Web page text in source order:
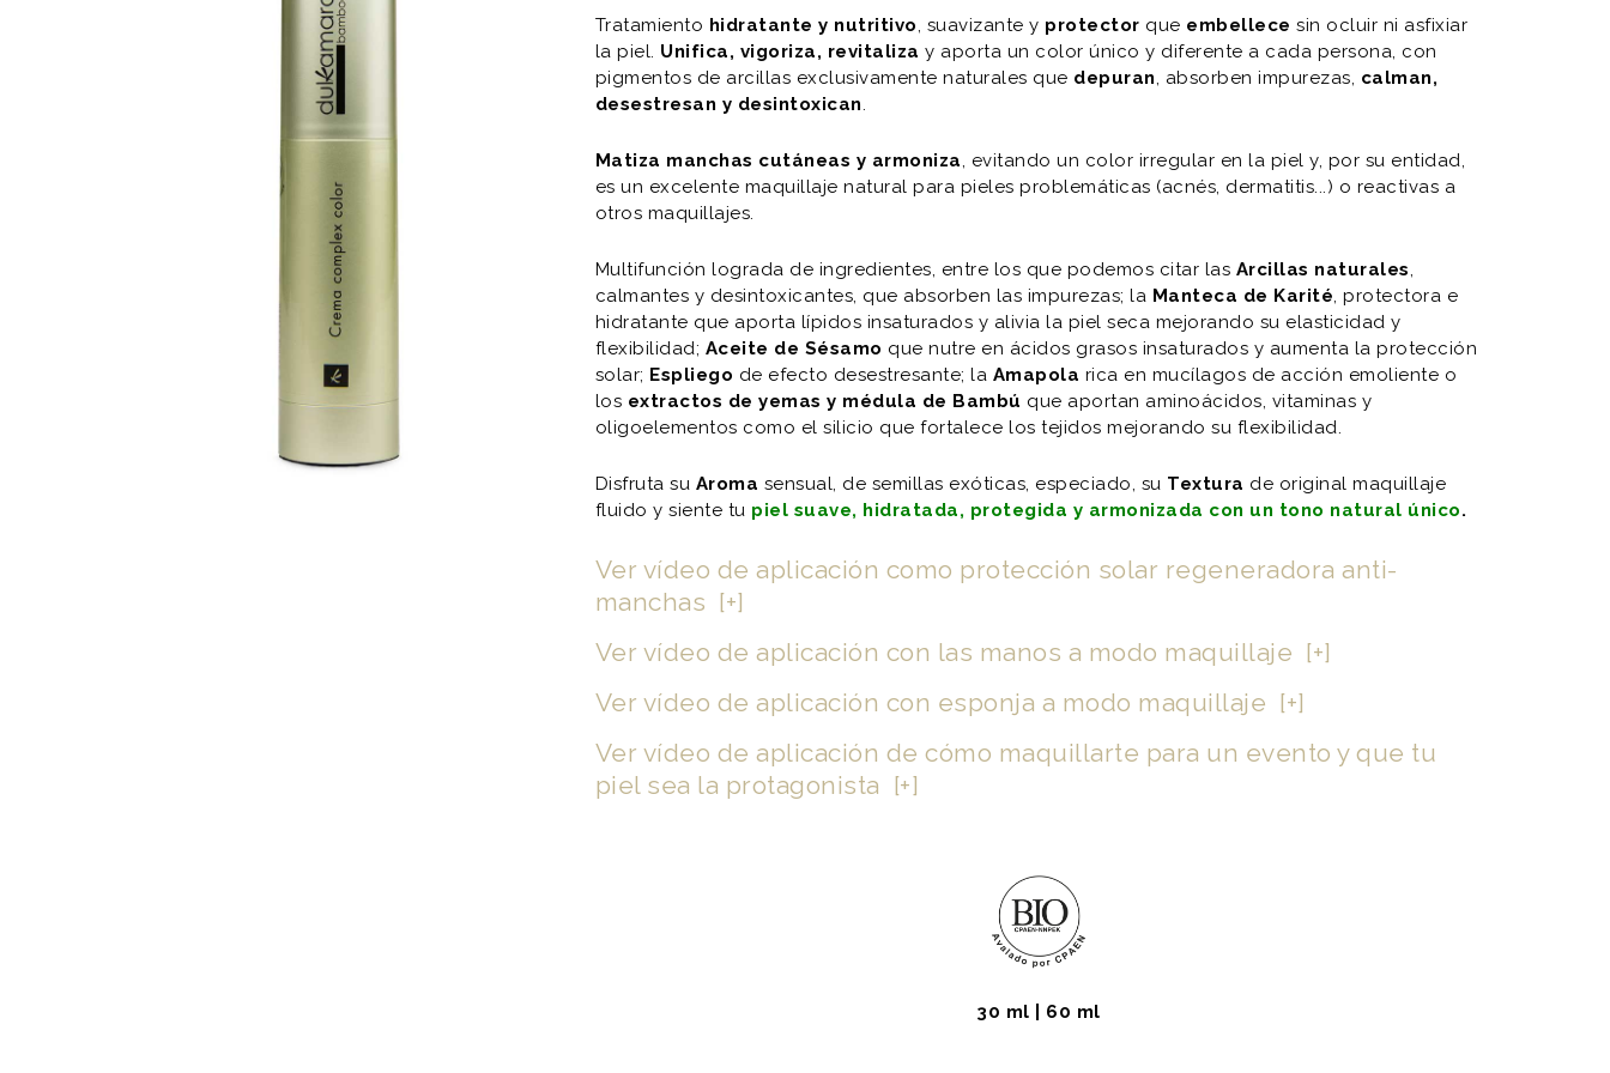
Tratamiento hidratante y nutritivo, suavizante y protector que embellece sin ocluir ni asfixiar
la piel. Unifica, vigoriza, revitaliza y aporta un color único y diferente a cada persona, con
pigmentos de arcillas exclusivamente naturales que depuran, absorben impurezas, calman,
desestresan y desintoxican.
Matiza manchas cutáneas y armoniza, evitando un color irregular en la piel y, por su entidad,
es un excelente maquillaje natural para pieles problemáticas (acnés, dermatitis...) o reactivas a
otros maquillajes.
Multifunción lograda de ingredientes, entre los que podemos citar las Arcillas naturales,
calmantes y desintoxicantes, que absorben las impurezas; la Manteca de Karité, protectora e
hidratante que aporta lípidos insaturados y alivia la piel seca mejorando su elasticidad y
flexibilidad; Aceite de Sésamo que nutre en ácidos grasos insaturados y aumenta la protección
solar; Espliego de efecto desestresante; la Amapola rica en mucílagos de acción emoliente o
los extractos de yemas y médula de Bambú que aportan aminoácidos, vitaminas y
oligoelementos como el silicio que fortalece los tejidos mejorando su flexibilidad.
Disfruta su Aroma sensual, de semillas exóticas, especiado, su Textura de original maquillaje
fluido y siente tu piel suave, hidratada, protegida y armonizada con un tono natural único.
Ver vídeo de aplicación como protección solar regeneradora anti-
manchas [+]
Ver vídeo de aplicación con las manos a modo maquillaje [+]
Ver vídeo de aplicación con esponja a modo maquillaje [+]
Ver vídeo de aplicación de cómo maquillarte para un evento y que tu
piel sea la protagonista [+]
30 ml | 60 ml